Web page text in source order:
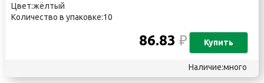
Цвет:жёлтый
Количество в упаковке:10
86.83₽ Купить
Наличие:много